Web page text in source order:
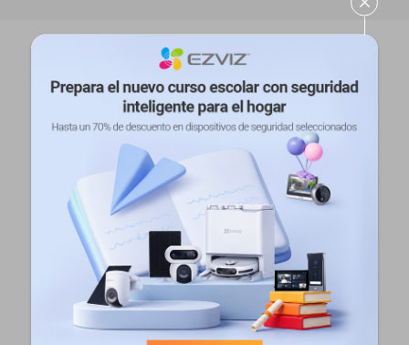
Confíe la conservación de sus
vídeos a un almacenamiento
flexible y seguro
Conserve los vídeos que haya grabado en una
tarjeta microSD local de hasta 256 GB o
suscríbase a CloudPlay de EZVIZ para disfrutar
de un almacenamiento en la nube totalmente
cifrado para una mayor tranquilidad.